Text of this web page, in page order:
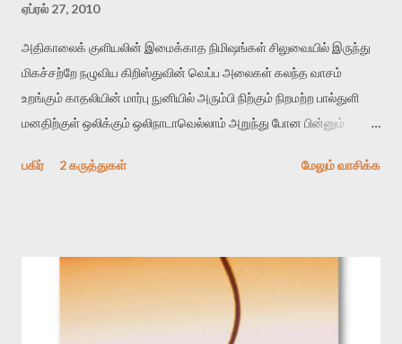
ஏப்ரல் 27, 2010
அதிகாலைக் குளியலின் இமைக்காத நிமிஷங்கள் சிலுவையில் இருந்து
மிகச்சற்றே நழுவிய கிறிஸ்துவின் வெப்ப அலைகள் கலந்த வாசம்
உறங்கும் காதலியின் மார்பு நுனியில் அரும்பி நிற்கும் நிறமற்ற பால்துளி
மனதிற்குள் ஒலிக்கும் ஒலிநாடாவெல்லாம் அறுந்து போன பின்னும்
கிறிஸ்துவின் பாதங்கள்
பகிர் 2 கருத்துகள் மேலும் வாசிக்க